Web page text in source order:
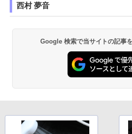
西村 夢音
Google 検索で当サイトの記事